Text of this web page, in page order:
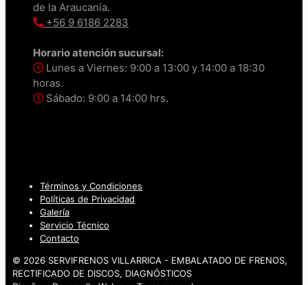
de la Araucanía.
+56 9 6186 2283
Horario atención sucursal:
Lunes a Viernes: 9:00 a 13:00 y 14:00 a 18:30
horas.
Sábado: 9:00 a 14:00 hrs.
Términos y Condiciones
Políticas de Privacidad
Galería
Servicio Técnico
Contacto
© 2026 SERVIFRENOS VILLARRICA - EMBALATADO DE FRENOS,
RECTIFICADO DE DISCOS, DIAGNÓSTICOS